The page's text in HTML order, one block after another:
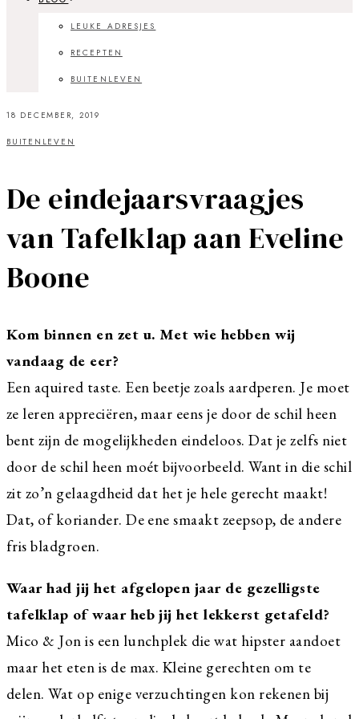
LEUKE ADRESJES
RECEPTEN
BUITENLEVEN
18 DECEMBER, 2019
BUITENLEVEN
De eindejaarsvraagjes
van Tafelklap aan Eveline
Boone
Kom binnen en zet u. Met wie hebben wij
vandaag de eer?
Een aquired taste. Een beetje zoals aardperen. Je moet
ze leren appreciëren, maar eens je door de schil heen
bent zijn de mogelijkheden eindeloos. Dat je zelfs niet
door de schil heen moét bijvoorbeeld. Want in die schil
zit zo’n gelaagdheid dat het je hele gerecht maakt!
Dat, of koriander. De ene smaakt zeepsop, de andere
fris bladgroen.
Waar had jij het afgelopen jaar de gezelligste
tafelklap of waar heb jij het lekkerst getafeld?
Mico & Jon is een lunchplek die wat hipster aandoet
maar het eten is de max. Kleine gerechten om te
delen. Wat op enige verzuchtingen kon rekenen bij